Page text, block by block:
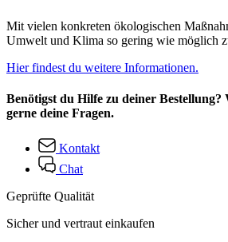
Mit vielen konkreten ökologischen
Umwelt und Klima so gering wie möglich
Hier findest du weitere Informationen.
Benötigst du Hilfe zu deiner
gerne deine Fragen.
Kontakt
Chat
Geprüfte Qualität
Sicher und vertraut einkaufen